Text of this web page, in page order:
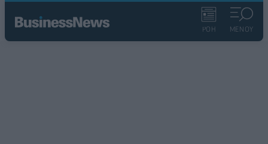
ΡΟΗ ΜΕΝΟΥ